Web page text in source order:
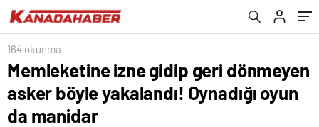
164 okunma
Memleketine izne gidip geri dönmeyen
asker böyle yakalandı! Oynadığı oyun
da manidar